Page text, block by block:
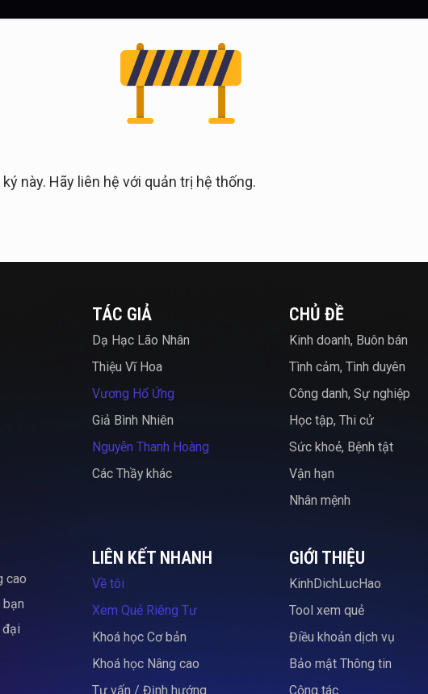
này. Hãy liên hệ với quản trị hệ thống.
TÁC GIẢ
Dạ Hạc Lão Nhân
Thiệu Vĩ Hoa
Vương Hổ Ứng
Giả Bình Nhiên
Nguyễn Thanh Hoàng
Các Thầy khác
CHỦ ĐỀ
Kinh doanh, Buôn bán
Tình cảm, Tình duyên
Công danh, Sự nghiệp
Học tập, Thi cử
Sức khoẻ, Bệnh tật
Vận hạn
Nhân mệnh
cao
bạn
đại
LIÊN KẾT NHANH
Về tôi
Xem Quẻ Riêng Tư
Khoá học Cơ bản
Khoá học Nâng cao
Tư vấn / Định hướng
GIỚI THIỆU
KinhDichLucHao
Tool xem quẻ
Điều khoản dịch vụ
Bảo mật Thông tin
Cộng tác